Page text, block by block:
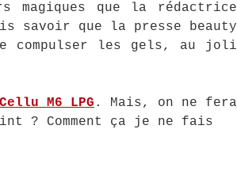
magiques que la rédactrice
savoir que la presse beauty
compulser les gels, au joli
Cellu M6 LPG . Mais, on ne fera
? Comment ça je ne fais